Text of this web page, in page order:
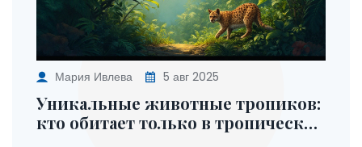
Мария Ивлева 5 авг 2025
Уникальные животные тропиков:
кто обитает только в тропических